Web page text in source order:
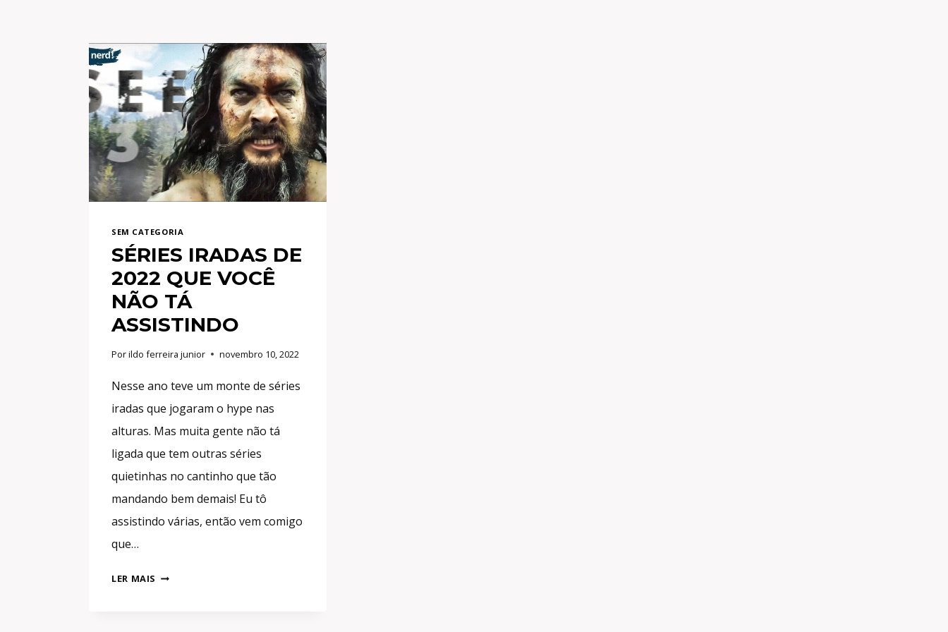
SEM CATEGORIA
SÉRIES IRADAS DE
2022 QUE VOCÊ
NÃO TÁ
ASSISTINDO
Porildo ferreira junior novembro 10, 2022
Nesse ano teve um monte de séries
iradas que jogaram o hype nas
alturas. Mas muita gente não tá
ligada que tem outras séries
quietinhas no cantinho que tão
mandando bem demais! Eu tô
assistindo várias, então vem comigo
que…
LER MAIS SÉRIES